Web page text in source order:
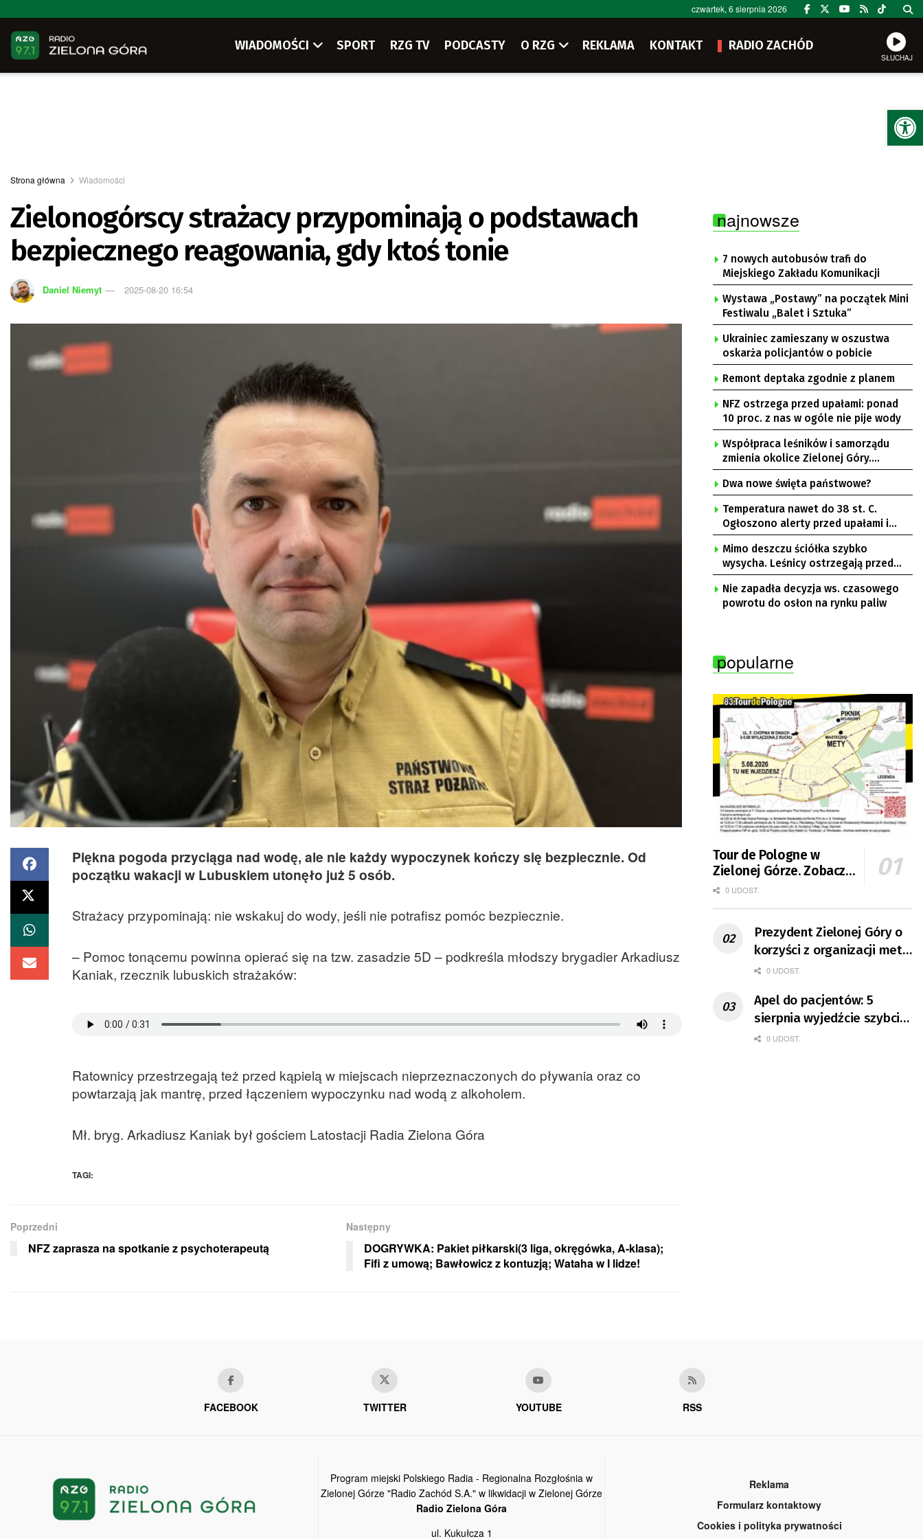
czwartek, 6 sierpnia 2026
WIADOMOŚCI SPORT RZG TV PODCASTY O RZG REKLAMA KONTAKT RADIO ZACHÓD
SŁUCHAJ
Strona główna Wiadomości
Zielonogórscy strażacy przypominają o podstawach
bezpiecznego reagowania, gdy ktoś tonie
Daniel Niemyt 2025-08-20 16:54
Piękna pogoda przyciąga nad wodę, ale nie każdy wypoczynek kończy się bezpiecznie. Od
początku wakacji w Lubuskiem utonęło już 5 osób.
Strażacy przypominają: nie wskakuj do wody, jeśli nie potrafisz pomóc bezpiecznie.
– Pomoc tonącemu powinna opierać się na tzw. zasadzie 5D – podkreśla młodszy brygadier Arkadiusz
Kaniak, rzecznik lubuskich strażaków:
Ratownicy przestrzegają też przed kąpielą w miejscach nieprzeznaczonych do pływania oraz co
powtarzają jak mantrę, przed łączeniem wypoczynku nad wodą z alkoholem.
Mł. bryg. Arkadiusz Kaniak był gościem Latostacji Radia Zielona Góra
TAGI:
Poprzedni
NFZ zaprasza na spotkanie z psychoterapeutą
Następny
DOGRYWKA: Pakiet piłkarski(3 liga, okręgówka, A-klasa);
Fifi z umową; Bawłowicz z kontuzją; Wataha w I lidze!
najnowsze
7 nowych autobusów trafi do
Miejskiego Zakładu Komunikacji
Wystawa „Postawy” na początek Mini
Festiwalu „Balet i Sztuka”
Ukrainiec zamieszany w oszustwa
oskarża policjantów o pobicie
Remont deptaka zgodnie z planem
NFZ ostrzega przed upałami: ponad
10 proc. z nas w ogóle nie pije wody
Współpraca leśników i samorządu
zmienia okolice Zielonej Góry.
Powstają nowe ścieżki rowerowe
Dwa nowe święta państwowe?
Temperatura nawet do 38 st. C.
Ogłoszono alerty przed upałami i
burzami
Mimo deszczu ściółka szybko
wysycha. Leśnicy ostrzegają przed
pożarami
Nie zapadła decyzja ws. czasowego
powrotu do osłon na rynku paliw
popularne
Tour de Pologne w
Zielonej Górze. Zobacz
zmiany w organizacji
0 UDOST.
Prezydent Zielonej Góry o
korzyści z organizacji mety
Tour de Pologne
0 UDOST.
Apel do pacjentów: 5
sierpnia wyjedźcie szybciej
z domów
0 UDOST.
FACEBOOK TWITTER YOUTUBE RSS
Program miejski Polskiego Radia - Regionalna Rozgłośnia w
Zielonej Górze "Radio Zachód S.A." w likwidacji w Zielonej Górze
Radio Zielona Góra
ul. Kukułcza 1
Reklama
Formularz kontaktowy
Cookies i polityka prywatności